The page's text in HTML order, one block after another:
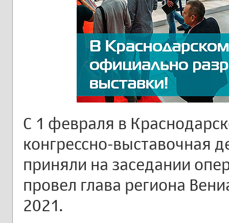
С 1 февраля в
конгрессно-выставочная
приняли на заседании
провел глава региона
2021.